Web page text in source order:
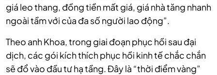
giá leo thang, đồng tiền mất giá, giá nhà tăng nhanh
ngoài tầm với của đa số người lao động”.
Theo anh Khoa, trong giai đoạn phục hồi sau đại
dịch, các gói kích thích phục hồi kinh tế chắc chắn
sẽ đổ vào đầu tư hạ tầng. Đây là “thời điểm vàng”